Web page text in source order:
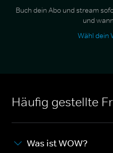
Buch dein Abo und stream
und
Wähl dein
Häufig gestellte
Was ist WOW?